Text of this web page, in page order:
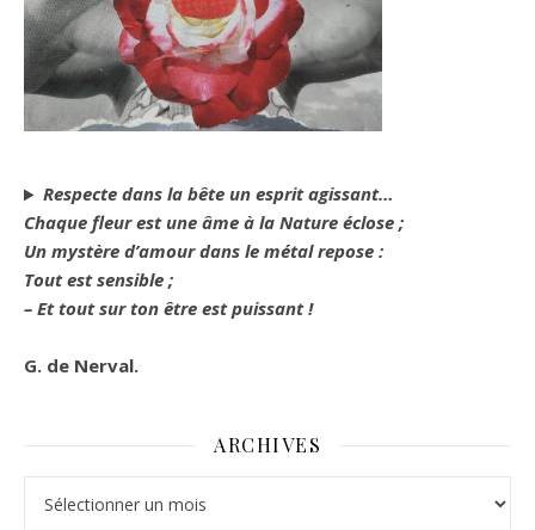
Respecte dans la bête un esprit agissant…
Chaque fleur est une âme à la Nature éclose ;
Un mystère d’amour dans le métal repose :
Tout est sensible ;
– Et tout sur ton être est puissant !
G. de Nerval.
ARCHIVES